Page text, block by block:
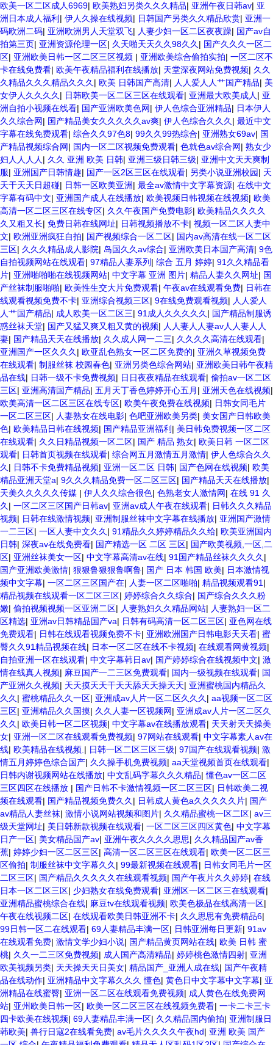
欧美一区二区成人6969| 欧美熟妇另类久久久精品| 亚洲午夜日韩av| 亚
洲日本成人福利 | 伊人久操在线视频| 日韩国产另类久久精品欣赏| 亚洲一
码欧洲二码| 亚洲欧洲男人天堂双飞| 人妻少妇一区二区夜夜躁| 国产av自
拍第三页| 亚洲资源伦理一区| 久天啪天天久久98久久 | 国产久久久一区二
区| 亚洲欧美日韩一区二区三区视频 | 亚洲欧美综合偷拍实拍| 一区二区不
卡在线免费看| 欧美午夜精品福利在线播放| 天堂深夜网站免费视频| 久久
久精品久久久精品久久久 | 欧美 日韩国产高清| 人人爱人人艹国产精品| 美
女伊人久久久久 | 日韩欧美一区二区三区在线观看| 亚洲最大欧美成人 | 亚
洲自拍小视频在线看| 国产亚洲欧美色网| 伊人色综合亚洲精品| 日本伊人
久久综合网| 国产精品美女久久久久久av爽| 伊人色综合久久久 | 最近中文
字幕在线免费观看| 综合久久97色8| 99久久99热综合| 亚洲熟女69av| 国
产精品视频综合网| 国内一区二区视频免费观看| 色就色av综合网| 熟女少
妇人人人人 | 久久 亚洲 欧美 日韩| 亚洲三级日韩三级| 亚洲中文天天爽制
服| 亚洲国产日韩情趣| 国产一区2区三区在线观看| 另类小说亚洲校园| 天
天干天天日超碰| 日韩一区欧美亚洲| 最全av激情中文字幕资源| 在线中文
字幕有码中文| 亚洲国产成人在线播放| 欧美视频日韩视频在线视频| 欧美
高清一区二区三区在线专区| 久久午夜国产免费电影| 欧美精品久久久久
久又粗又长| 免费日韩在线网址| 日韩视频播放不卡| 视频一区二区人妻中
文| 欧洲亚洲疯狂自拍| 国产视频综合一区二区| 国内av高清在线一区二区
三区| 久久久精品成人影院| 岛国久久av综合| 亚洲欧美日本国产高清| 9色
自拍视频网站在线观看| 97精品人妻系列 | 综合 五月 婷婷| 91久久精品看
片| 亚洲啪啪啪在线视频网站| 中文字幕 亚洲 图片| 精品人妻久久网址| 国
产丝袜制服啪啪| 欧美性生交大片免费观看| 午夜av在线观看免费| 日韩在
线观看视频免费不卡| 亚洲综合视频三区| 9在线免费观看视频| 人人爱人
人艹国产精品| 成人欧美一区二区三| 91成人久久久久久 | 国产精品制服诱
惑丝袜天堂| 国产又猛又爽又粗又黄的视频| 人人妻人人妻av人人妻人人
妻| 国产精品天天在线播放| 久久成人网一二三| 久久久久高清在线观看|
亚洲国产一区久久久 | 欧亚乱色熟女一区二区免费的| 亚洲久草视频免费
在线观看| 制服丝袜 校园春色| 亚洲另类色综合网站| 亚洲欧美日韩午夜精
品在线| 日韩一级不卡免费视频| 日日夜夜精品在线观看| 偷拍av一区二区
三区| 亚洲高清国产精品| 五月天丁香色婷婷开心五月 | 亚洲天色在线视频|
欧美高清一区二区三区在线专区| 欧美午夜免费在线视频| 日韩女同毛片
一区二区三区| 人妻熟女在线电影| 色吧亚洲欧美另类| 美女国产日韩欧美
色| 欧美精品日韩在线视频| 国产精品亚洲福利 | 美日韩免费视频一区二区
在线观看| 久久日精品视频一区二区| 国产 精品 熟女| 欧美日韩 一区二区
观看| 日韩首页视频在线观看| 综合网五月激情五月激情| 伊人色综合久久
久 | 日韩不卡免费精品视频| 亚洲一区二区 日韩| 国产色网在线视频| 欧美
精品亚洲天堂a| 9久久久精品免费一区二区三区| 国产精品天天在线播放|
天美久久久久久传媒 | 伊人久久综合很色| 色熟老女人激情网| 在线 91 久
久 | 一区二区三区国产日韩av| 亚洲av成人午夜在线观看| 日韩久久久精品
视频| 日韩在线激情视频| 亚洲制服丝袜中文字幕在线播放| 亚洲国产激情
一二三区| 一区人妻中文久久 | 91精品久久婷婷精品久久给| 欧美亚洲国内
日韩| 深夜av在线免费看| 国产精选一区 二区 三区| 国产欧美视频,一区,二
区| 亚洲丝袜美女一区| 中文字幕高清av在线| 91国产精品丝袜久久久久 |
国产亚洲欧美激情| 狠狠鲁狠狠鲁啊鲁| 国产 日本 韩国 欧美| 日本激情视
频中文字幕| 一区二区三区国产在| 人妻一区二区啪啪| 精品视频观看91 |
精品视频在线观看一区二区三区| 婷婷综合久久综合| 国产综合久久久粉
嫩| 偷拍视频视频一区亚洲二区| 人妻熟妇久久精品网站| 人妻熟妇一区二
区精选| 亚洲av日韩精品国产va| 日韩有码高清一区二区三区| 亚色网在线
免费观看| 日韩在线观看视频免费不卡| 亚洲欧洲国产日韩电影天天看| 蜜
臀久久91精品视频在线| 日本一区二区在线不卡视频| 在线观看网黄视频|
自拍亚洲一区在线观看| 中文字幕韩日av| 国产婷婷综合在线视频中文| 激
情在线真人视频| 麻豆国产一二三区免费观看| 国内一级视频在线观看| 国
产亚洲久久视频| 天天摸天天干天天舔天天操天天| 亚洲蜜桃国内精品久
久久 | 蜜桃精品久久一区| 亚洲成av人片一区二区久久久 | aa视频一区二区
三区| 亚洲精品久久国摸| 久久人妻一区视频网| 亚洲成av人片一区二区久
久久 | 欧美日韩一区二区视频| 中文字幕av在线播放观看| 天天射天天操美
女| 亚洲一区二区在线观看免费视频| 97网站在线观看| 中文字幕素人av在
线| 欧美精品在线视频. | 日韩一区二区三区三级| 97国产在线观看视频| 激
情五月婷婷色综合国产| 久久操手机免费视频| aa天堂视频首页在线观看|
日韩内谢视频网站在线播放| 中文乱码字幕久久久精品|懂色av一区二区
三区四区在线播放 | 国产日韩不卡激情视频一区二区三区| 日韩欧美二视
频在线观看| 国产精品视频免费久久 | 日韩成人黄色a久久久久久片| 国产
av精品人妻丝袜| 激情小说网站视频和图片| 久久精品蜜桃一区二区| av三
级天堂网址| 美日韩新款视频在线观看| 一区二区三区四区黄色| 中文字幕
日产一区| 美女精品国产av| 亚洲午夜久久久久思思| 久久精品国产av香
蕉| 婷婷少妇一区二区三区| 高清一区二区三区在线观看| 欧美一区二区三
区偷拍| 制服丝袜中文字幕久久 | 99最新视频在线观看| 日韩女同毛片一区
二区三区| 国产精品久久久久久在线观看视频| 国产午夜片久久婷婷| 在线
日本一区二区三区| 少妇熟女在线免费观看| 亚洲区一区二区三在线观看|
亚洲精品蜜桃综合在线| 麻豆tv在线观看视频| 欧美色极品在线高清一区|
午夜在线视频二区| 在线观看欧美日韩亚洲不卡| 久久思思有免费精品6|
99日韩一区二在线观看| 69人妻精品丰满一区| 日韩亚洲每日更新| 91av
在线观看免费| 激情文学少妇小说| 国产精品黄页网站在线| 欧美 日韩 蜜
桃| 久久一二三区免费视频| 成人国产高清精品| 婷婷桃色激情四射| 亚洲
欧美视频另类| 天天操天天日美女| 精品国产_亚洲人成在线| 国产午夜精
品在线动作| 亚洲精品中文字幕久久久 懂色| 黄色日中文字幕中文字幕| 亚
洲精品在线蜜臀| 亚洲一区二区在线观看免费视频| 成人黄色在线免费网
站| 亚州欧美日韩一区| 欧美一区二区三区在线视频免费看| 一卡二卡三卡
四卡欧美在线视频| 69人妻精品丰满一区| 久久精品国内偷拍| 亚洲制服日
韩欧美| 兽行日寇2在线看免费| av毛片久久久久午夜hd| 亚洲 欧美 国产